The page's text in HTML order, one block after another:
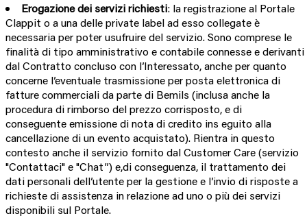
Erogazione dei servizi richiesti: la registrazione al Portale
Clappit o a una delle private label ad esso collegate è
necessaria per poter usufruire del servizio. Sono comprese le
finalità di tipo amministrativo e contabile connesse e derivanti
dal Contratto concluso con l’Interessato, anche per quanto
concerne l’eventuale trasmissione per posta elettronica di
fatture commerciali da parte di Bemils (inclusa anche la
procedura di rimborso del prezzo corrisposto, e di
conseguente emissione di nota di credito ins eguito alla
cancellazione di un evento acquistato). Rientra in questo
contesto anche il servizio fornito dal Customer Care (servizio
"Contattaci" e "Chat”) e,di conseguenza, il trattamento dei
dati personali dell’utente per la gestione e l’invio di risposte a
richieste di assistenza in relazione ad uno o più dei servizi
disponibili sul Portale.